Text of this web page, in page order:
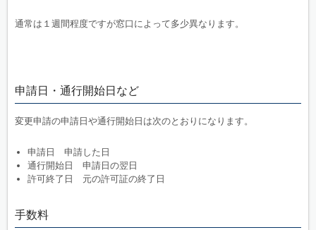
通常は１週間程度ですが窓口によって多少異なります。
申請日・通行開始日など
変更申請の申請日や通行開始日は次のとおりになります。
申請日 申請した日
通行開始日 申請日の翌日
許可終了日 元の許可証の終了日
手数料